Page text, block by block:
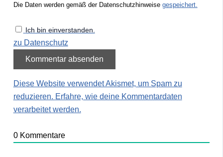
Die Daten werden gemäß der Datenschutzhinweise gespeichert.
Ich bin einverstanden.
zu Datenschutz
Diese Website verwendet Akismet, um Spam zu
reduzieren. Erfahre, wie deine Kommentardaten
verarbeitet werden.
0Kommentare